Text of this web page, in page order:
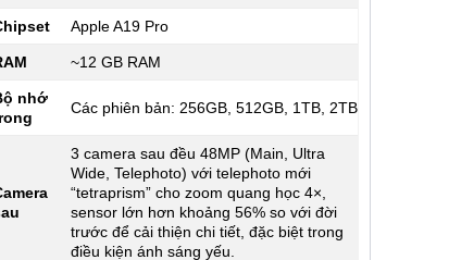
Apple A19 Pro
~12 GB RAM
nhớ
Các phiên bản: 256GB, 512GB, 1TB, 2TB
3 camera sau đều 48MP (Main, Ultra
Wide, Telephoto) với telephoto mới
“tetraprism” cho zoom quang học 4×,
sensor lớn hơn khoảng 56% so với đời
trước để cải thiện chi tiết, đặc biệt trong
điều kiện ánh sáng yếu.